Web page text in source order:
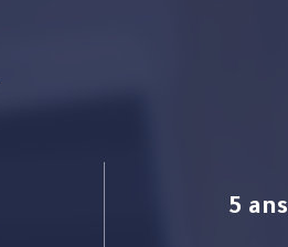
5 ans